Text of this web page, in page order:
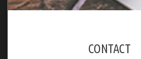
CONTACT